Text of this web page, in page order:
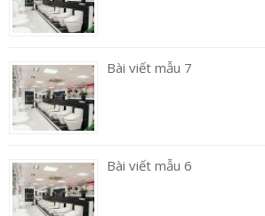
Bài viết mẫu 7
Bài viết mẫu 6